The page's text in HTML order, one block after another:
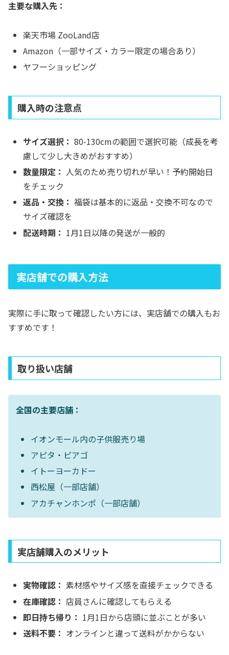
主要な購入先：
楽天市場 ZooLand店
Amazon（一部サイズ・カラー限定の場合あり）
ヤフーショッピング
購入時の注意点
サイズ選択： 80-130cmの範囲で選択可能（成長を考
慮して少し大きめがおすすめ）
数量限定： 人気のため売り切れが早い！予約開始日
をチェック
返品・交換： 福袋は基本的に返品・交換不可なので
サイズ確認を
配送時期： 1月1日以降の発送が一般的
実店舗での購入方法
実際に手に取って確認したい方には、実店舗での購入もお
すすめです！
取り扱い店舗
全国の主要店舗：
イオンモール内の子供服売り場
アピタ・ピアゴ
イトーヨーカドー
西松屋（一部店舗）
アカチャンホンポ（一部店舗）
実店舗購入のメリット
実物確認： 素材感やサイズ感を直接チェックできる
在庫確認： 店員さんに確認してもらえる
即日持ち帰り： 1月1日から店頭に並ぶことが多い
送料不要： オンラインと違って送料がかからない